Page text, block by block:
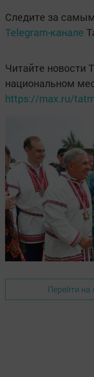
Следите за
Telegram-канале
Читайте новости
национальном
https://max.ru/
Перейти на